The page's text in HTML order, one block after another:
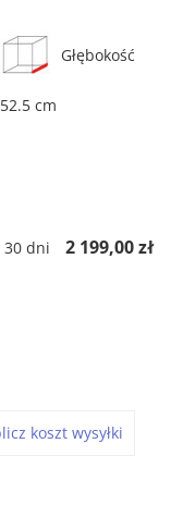
Głębokość
52.5 cm
30 dni 2 199,00 zł
koszt wysyłki